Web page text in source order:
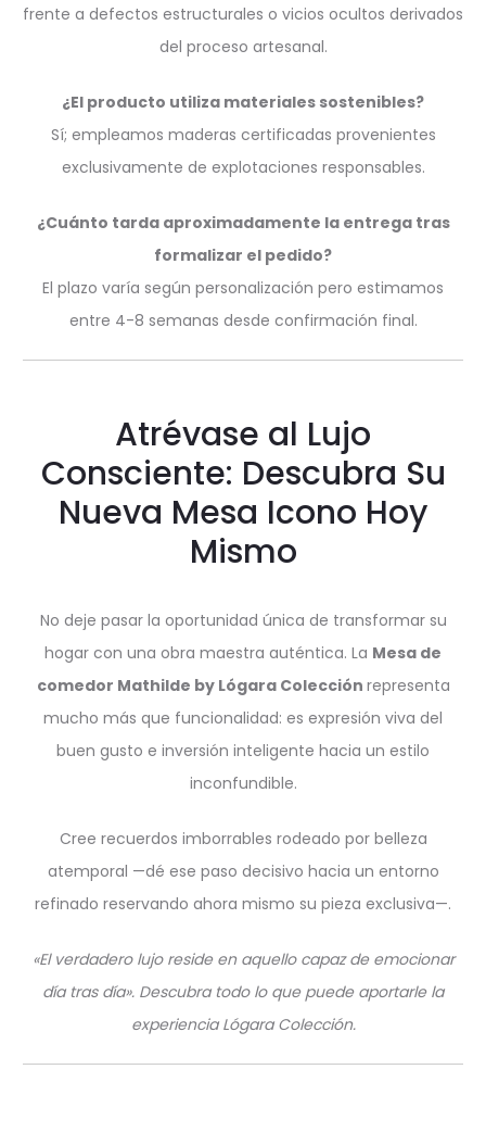
frente a defectos estructurales o vicios ocultos derivados
del proceso artesanal.
¿El producto utiliza materiales sostenibles?
Sí; empleamos maderas certificadas provenientes
exclusivamente de explotaciones responsables.
¿Cuánto tarda aproximadamente la entrega tras
formalizar el pedido?
El plazo varía según personalización pero estimamos
entre 4-8 semanas desde confirmación final.
Atrévase al Lujo
Consciente: Descubra Su
Nueva Mesa Icono Hoy
Mismo
No deje pasar la oportunidad única de transformar su
hogar con una obra maestra auténtica. La Mesa de
comedor Mathilde by Lógara Colección representa
mucho más que funcionalidad: es expresión viva del
buen gusto e inversión inteligente hacia un estilo
inconfundible.
Cree recuerdos imborrables rodeado por belleza
atemporal —dé ese paso decisivo hacia un entorno
refinado reservando ahora mismo su pieza exclusiva—.
«El verdadero lujo reside en aquello capaz de emocionar
día tras día». Descubra todo lo que puede aportarle la
experiencia Lógara Colección.